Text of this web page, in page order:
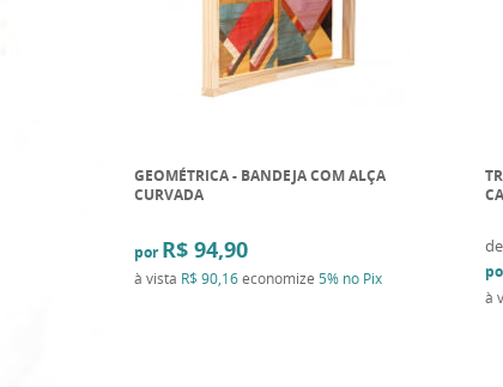
GEOMÉTRICA - BANDEJA COM ALÇA
CURVADA
por R$ 94,90
à vista R$ 90,16economize 5% no Pix
de
à